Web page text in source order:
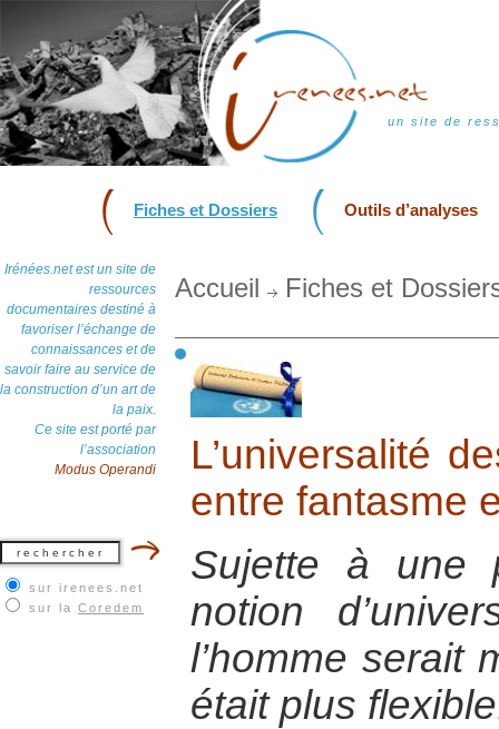
un site de
Fiches et Dossiers Outils d’analyses
Irénées.net est un site de
ressources
documentaires destiné à
favoriser l’échange de
connaissances et de
savoir faire au service de
la construction d’un art de
la paix.
Ce site est porté par
l’association
Modus Operandi
sur irenees.net
sur la Coredem
Accueil Fiches et
L’universalité
entre fantasme
Sujette à une
notion
l’homme serait
était plus